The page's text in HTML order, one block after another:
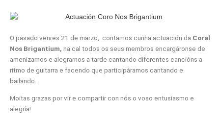
O pasado venres 21 de marzo, contamos cunha actuación da Coral
Nos Brigantium, na cal todos os seus membros encargáronse de
amenizarnos e alegrarnos a tarde cantando diferentes cancións a
ritmo de guitarra e facendo que participáramos cantando e
bailando.
Moitas grazas por vir e compartir con nós o voso entusiasmo e
alegría!